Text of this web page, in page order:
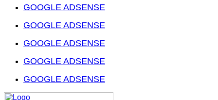
GOOGLE ADSENSE
GOOGLE ADSENSE
GOOGLE ADSENSE
GOOGLE ADSENSE
GOOGLE ADSENSE